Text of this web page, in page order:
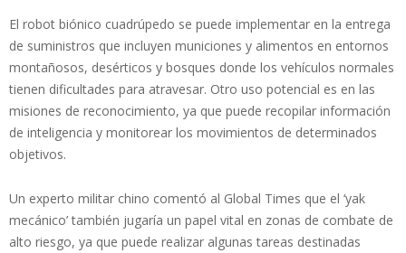
El robot biónico cuadrúpedo se puede implementar en la entrega
de suministros que incluyen municiones y alimentos en entornos
montañosos, desérticos y bosques donde los vehículos normales
tienen dificultades para atravesar. Otro uso potencial es en las
misiones de reconocimiento, ya que puede recopilar información
de inteligencia y monitorear los movimientos de determinados
objetivos.
Un experto militar chino comentó al Global Times que el ‘yak
mecánico’ también jugaría un papel vital en zonas de combate de
alto riesgo, ya que puede realizar algunas tareas destinadas